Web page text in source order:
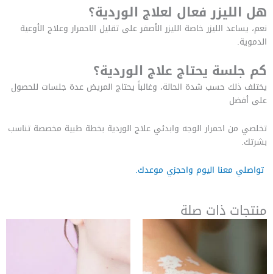
هل الليزر فعال لعلاج الوردية؟
نعم، يساعد الليزر خاصة الليزر الأصفر على تقليل الاحمرار وعلاج الأوعية
الدموية.
كم جلسة يحتاج علاج الوردية؟
يختلف ذلك حسب شدة الحالة، وغالباً يحتاج المريض عدة جلسات للحصول
على أفضل
تخلصي من احمرار الوجه وابدئي علاج الوردية بخطة طبية مخصصة تناسب
بشرتك.
تواصلي معنا اليوم واحجزي موعدك.
منتجات ذات صلة